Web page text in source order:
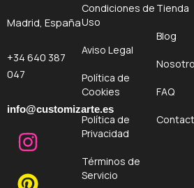
Madrid, España
+34 640 387
047
info@customizarte.es
I
n
s
P
i
n
F
a
c
Condiciones de
Uso
Aviso Legal
Política de
Cookies
Política de
Privacidad
Términos de
Servicio
Tienda
Blog
FAQ